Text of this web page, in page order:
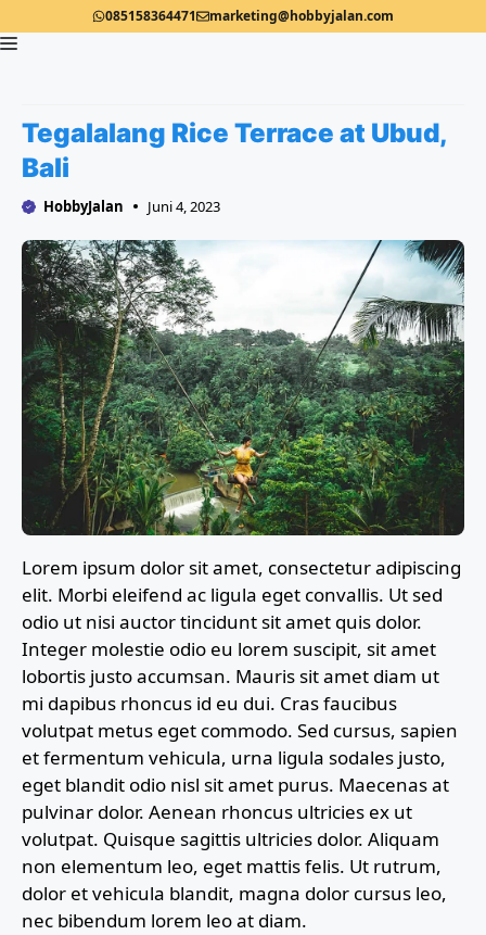
ke
085158364471 marketing@hobbyjalan.com
Tegalalang Rice Terrace at Ubud,
Bali
HobbyJalan Juni 4, 2023
Lorem ipsum dolor sit amet, consectetur adipiscing
elit. Morbi eleifend ac ligula eget convallis. Ut sed
odio ut nisi auctor tincidunt sit amet quis dolor.
Integer molestie odio eu lorem suscipit, sit amet
lobortis justo accumsan. Mauris sit amet diam ut
mi dapibus rhoncus id eu dui. Cras faucibus
volutpat metus eget commodo. Sed cursus, sapien
et fermentum vehicula, urna ligula sodales justo,
eget blandit odio nisl sit amet purus. Maecenas at
pulvinar dolor. Aenean rhoncus ultricies ex ut
volutpat. Quisque sagittis ultricies dolor. Aliquam
non elementum leo, eget mattis felis. Ut rutrum,
dolor et vehicula blandit, magna dolor cursus leo,
nec bibendum lorem leo at diam.